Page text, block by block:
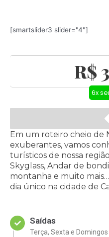
[smartslider3 slider="4"]
R$
6x
Em um roteiro cheio de
exuberantes, vamos
turísticos de nossa
Skyglass, Andar de
montanha e muito
dia único na cidade de
Saídas
Terça, Sexta e Domingos